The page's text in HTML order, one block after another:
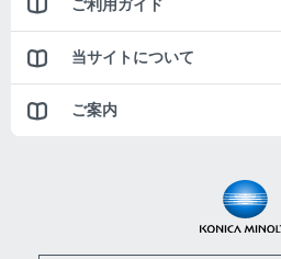
当サイトについて
ご案内